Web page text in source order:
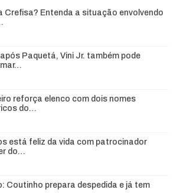
Crefisa? Entenda a situação envolvendo
Paquetá, Vini Jr. também pode
reforça elenco com dois nomes
do…
está feliz da vida com patrocinador
do…
Coutinho prepara despedida e já tem